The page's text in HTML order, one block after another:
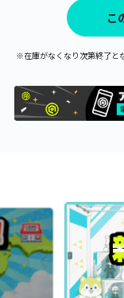
こ
※在庫がなくなり次第終了と